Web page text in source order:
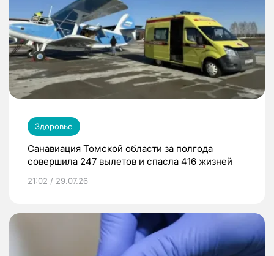
Здоровье
Санавиация Томской области за полгода
совершила 247 вылетов и спасла 416 жизней
21:02 / 29.07.26